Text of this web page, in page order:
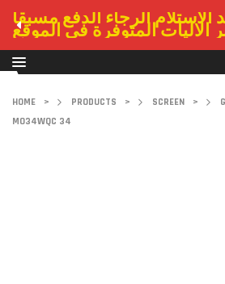
الاستلام الرجاء الدفع مسبقا
الاليات المتوفرة في الموقع
HOME > PRODUCTS > SCREEN >
MO34WQC 34